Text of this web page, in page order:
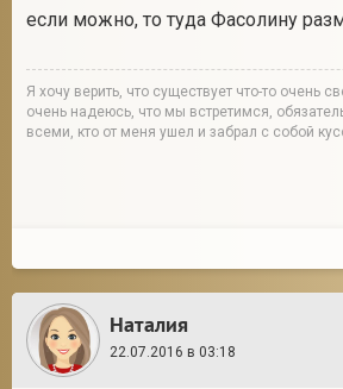
если можно, то туда Фасолину
Я хочу верить, что существует что-то очень
очень надеюсь, что мы встретимся,
всеми, кто от меня ушел и забрал с собой
Наталия
22.07.2016 в 03:18